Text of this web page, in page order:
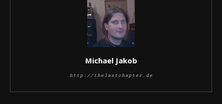
Michael Jakob
http://thelastchapter.de